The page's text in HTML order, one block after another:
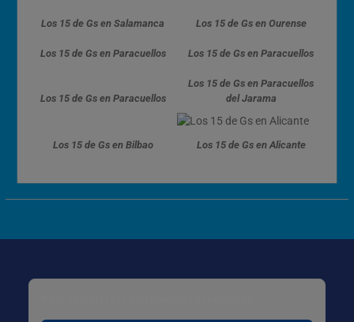
Los 15 de Gs en Salamanca Los 15 de Gs en Ourense
Los 15 de Gs en Paracuellos Los 15 de Gs en Paracuellos
Los 15 de Gs en Paracuellos
Los 15 de Gs en Paracuellos
del Jarama
Los 15 de Gs en Bilbao Los 15 de Gs en Alicante